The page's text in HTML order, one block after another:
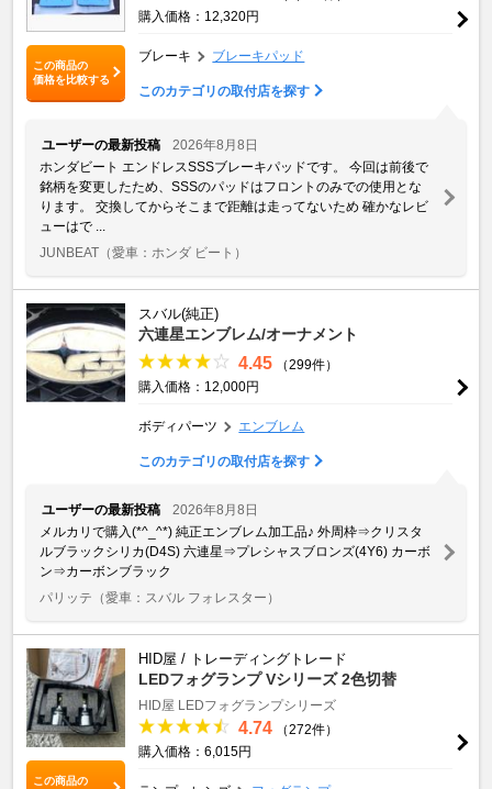
この商品の
価格を比較する
購入価格：12,320円
ブレーキ ブレーキパッド
このカテゴリの取付店を探す
ユーザーの最新投稿
2026年8月8日
ホンダビート エンドレスSSSブレーキパッドです。 今回は前後で
銘柄を変更したため、SSSのパッドはフロントのみでの使用とな
ります。 交換してからそこまで距離は走ってないため 確かなレビ
ューはで ...
JUNBEAT （愛車：ホンダ ビート）
スバル(純正)
六連星エンブレム/オーナメント
4.45
（299件）
購入価格：12,000円
ボディパーツ エンブレム
このカテゴリの取付店を探す
ユーザーの最新投稿
2026年8月8日
メルカリで購入(*^_^*) 純正エンブレム加工品♪ 外周枠⇒クリスタ
ルブラックシリカ(D4S) 六連星⇒プレシャスブロンズ(4Y6) カーボ
ン⇒カーボンブラック
パリッテ （愛車：スバル フォレスター）
この商品の
HID屋 / トレーディングトレード
LEDフォグランプ Vシリーズ 2色切替
HID屋 LEDフォグランプシリーズ
4.74
（272件）
購入価格：6,015円